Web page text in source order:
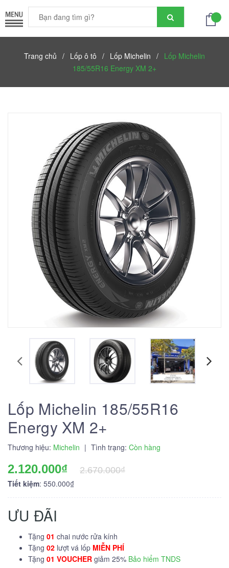
Trang chủ / Lốp ô tô / Lốp Michelin / Lốp Michelin
185/55R16 Energy XM 2+
Lốp Michelin 185/55R16
Energy XM 2+
Thương hiệu: Michelin | Tình trạng: Còn hàng
2.120.000₫
2.670.000₫
Tiết kiệm: 550.000₫
ƯU ĐÃI
Tặng 01 chai nước rửa kính
Tặng 02 lượt vá lốp MIỄN PHÍ
Tặng 01 VOUCHER giảm 25% Bảo hiểm TNDS